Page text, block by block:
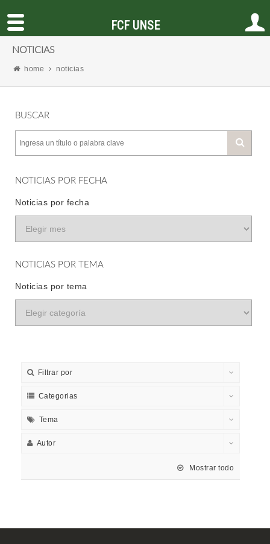
NOTICIAS
home noticias
BUSCAR
NOTICIAS POR FECHA
Noticias por fecha
NOTICIAS POR TEMA
Noticias por tema
Filtrar por
Categorias
Tema
Autor
Mostrar todo
FCF UNSE